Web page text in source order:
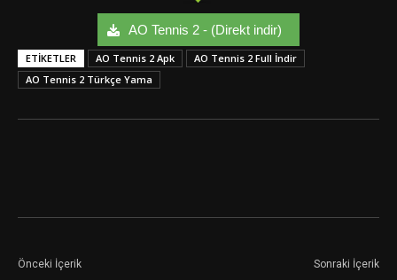
AO Tennis 2 - (Direkt indir)
ETIKETLER AO Tennis 2 Apk
AO Tennis 2 Full İndir
AO Tennis 2 Türkçe Yama
Önceki İçerik Sonraki İçerik